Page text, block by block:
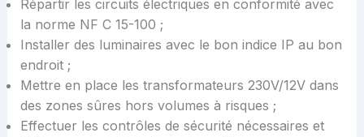
Répartir les circuits électriques en conformité avec
la norme NF C 15-100 ;
Installer des luminaires avec le bon indice IP au bon
endroit ;
Mettre en place les transformateurs 230V/12V dans
des zones sûres hors volumes à risques ;
Effectuer les contrôles de sécurité nécessaires et